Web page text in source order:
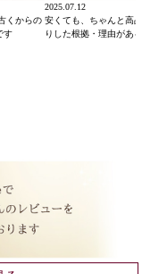
くからの
す
2025.07.12
安くても、ちゃんと高
りした根拠・理由があ